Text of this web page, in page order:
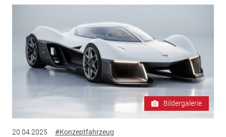
Bildergalerie
20.04.2025 #Konzeptfahrzeug